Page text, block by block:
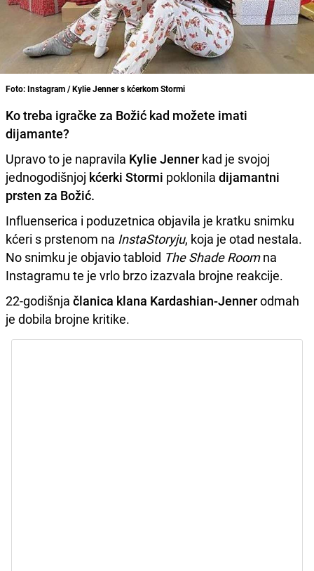
Foto: Instagram / Kylie Jenner s kćerkom Stormi
Ko treba igračke za Božić kad možete imati
dijamante?
Upravo to je napravila Kylie Jenner kad je svojoj
jednogodišnjoj kćerki Stormi poklonila dijamantni
prsten za Božić.
Influenserica i poduzetnica objavila je kratku snimku
kćeri s prstenom na InstaStoryju, koja je otad nestala.
No snimku je objavio tabloid The Shade Roomna
Instagramu te je vrlo brzo izazvala brojne reakcije.
22-godišnja članica klana Kardashian-Jennerodmah
je dobila brojne kritike.